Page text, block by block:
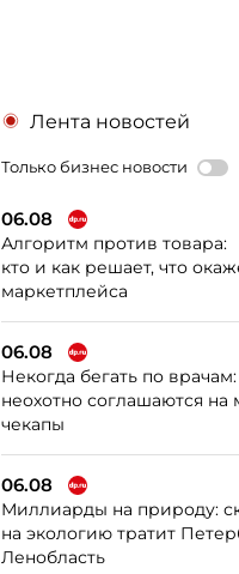
Лента новостей
Только бизнес новости
06.08
Алгоритм против товара:
кто и как решает, что
маркетплейса
06.08
Некогда бегать по
неохотно соглашаются
чекапы
06.08
Миллиарды на природу:
на экологию тратит
Ленобласть